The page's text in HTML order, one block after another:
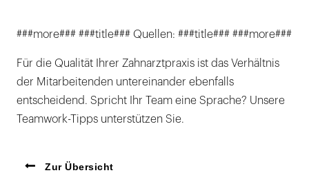
###more### ###title### Quellen: ###title### ###more###
Für die Qualität Ihrer Zahnarztpraxis ist das Verhältnis
der Mitarbeitenden untereinander ebenfalls
entscheidend. Spricht Ihr Team eine Sprache? Unsere
Teamwork-Tipps unterstützen Sie.
Zur Übersicht